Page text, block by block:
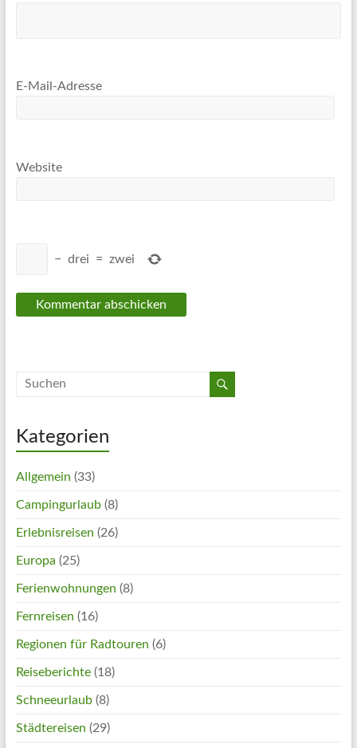
E-Mail-Adresse
Website
− drei = zwei
Kategorien
Allgemein (33)
Campingurlaub(8)
Erlebnisreisen (26)
Europa (25)
Ferienwohnungen (8)
Fernreisen (16)
Regionen für Radtouren (6)
Reiseberichte(18)
Schneeurlaub(8)
Städtereisen (29)